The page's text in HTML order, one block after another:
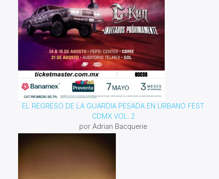
EL REGRESO DE LA GUARDIA PESADA EN URBANO FEST
CDMX VOL. 2
por Adrian Bacquerie